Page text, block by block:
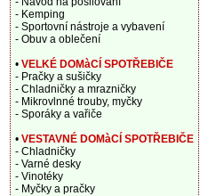
- Kemping
- Sportovní nástroje a vybavení
- Obuv a oblečení
• VELKÉ DOMàCÍ SPOTŘEBIČE
- Pračky a sušičky
- Chladničky a mrazničky
- Mikrovlnné trouby, myčky
- Sporáky a vařiče
• VESTAVNÉ DOMàCÍ SPOTŘEBIČE
- Chladničky
- Varné desky
- Vinotéky
- Myčky a pračky